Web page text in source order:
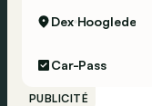
Dex Hooglede
Car-Pass
PUBLICITÉ